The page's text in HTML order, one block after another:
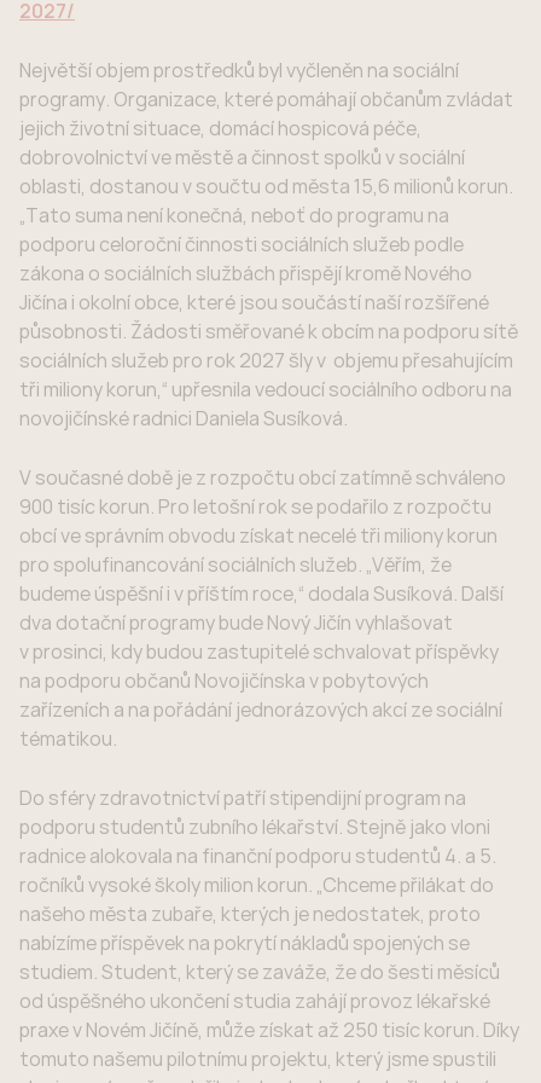
2027/
Největší objem prostředků byl vyčleněn na sociální
programy. Organizace, které pomáhají občanům zvládat
jejich životní situace, domácí hospicová péče,
dobrovolnictví ve městě a činnost spolků v sociální
oblasti, dostanou v součtu od města 15,6 milionů korun.
„Tato suma není konečná, neboť do programu na
podporu celoroční činnosti sociálních služeb podle
zákona o sociálních službách přispějí kromě Nového
Jičína i okolní obce, které jsou součástí naší rozšířené
působnosti. Žádosti směřované k obcím na podporu sítě
sociálních služeb pro rok 2027 šly v objemu přesahujícím
tři miliony korun,“ upřesnila vedoucí sociálního odboru na
novojičínské radnici Daniela Susíková.
V současné době je z rozpočtu obcí zatímně schváleno
900 tisíc korun. Pro letošní rok se podařilo z rozpočtu
obcí ve správním obvodu získat necelé tři miliony korun
pro spolufinancování sociálních služeb. „Věřím, že
budeme úspěšní i v příštím roce,“ dodala Susíková. Další
dva dotační programy bude Nový Jičín vyhlašovat
v prosinci, kdy budou zastupitelé schvalovat příspěvky
na podporu občanů Novojičínska v pobytových
zařízeních a na pořádání jednorázových akcí ze sociální
tématikou.
Do sféry zdravotnictví patří stipendijní program na
podporu studentů zubního lékařství. Stejně jako vloni
radnice alokovala na finanční podporu studentů 4. a 5.
ročníků vysoké školy milion korun. „Chceme přilákat do
našeho města zubaře, kterých je nedostatek, proto
nabízíme příspěvek na pokrytí nákladů spojených se
studiem. Student, který se zaváže, že do šesti měsíců
od úspěšného ukončení studia zahájí provoz lékařské
praxe v Novém Jičíně, může získat až 250 tisíc korun. Díky
tomuto našemu pilotnímu projektu, který jsme spustili